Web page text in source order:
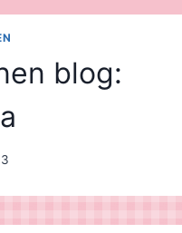
blog: